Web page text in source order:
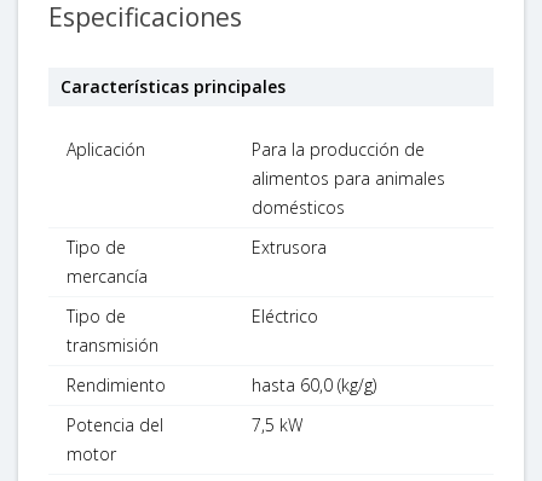
Especificaciones
Características principales
Aplicación
Para la producción de
alimentos para animales
domésticos
Tipo de
mercancía
Extrusora
Tipo de
transmisión
Eléctrico
Rendimiento
hasta 60,0 (kg/g)
Potencia del
motor
7,5 kW